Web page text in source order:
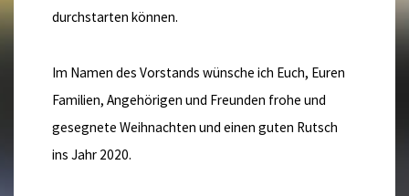
durchstarten können.
Im Namen des Vorstands wünsche ich Euch, Euren
Familien, Angehörigen und Freunden frohe und
gesegnete Weihnachten und einen guten Rutsch
ins Jahr 2020.